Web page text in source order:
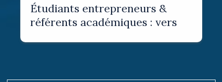
Étudiants entrepreneurs &
référents académiques : vers